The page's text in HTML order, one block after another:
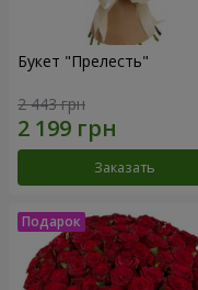
Букет "Прелесть"
2 443 грн
Заказать